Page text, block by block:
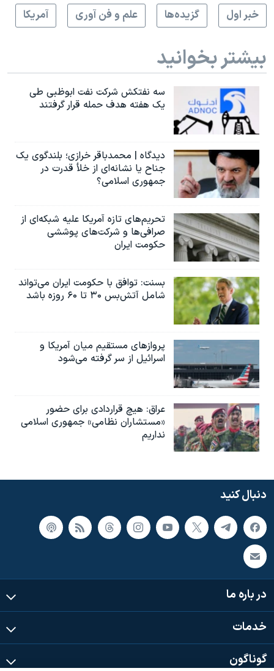
خبر اول
گزيده‌ها علم و فن آوری آمريکا
بیشتر بخوانید
سه نفتکش شرکت نفت ابوظبی طی
یک هفته هدف حمله قرار گرفتند
دیدگاه | محمدباقر خرازی؛ بلندگوی یک
جناح یا نشانه‌ای از خلأ قدرت در
جمهوری اسلامی؟
تحریم‌های تازه آمریکا علیه شبکه‌ای از
صرافی‌ها و شرکت‌های پوششی
حکومت ایران
بسنت: توافق با حکومت ایران می‌تواند
شامل آتش‌بس ۳۰ تا ۶۰ روزه باشد
پروازهای مستقیم میان آمریکا و
اسرائیل از سر گرفته می‌شود
عراق: هیچ قراردادی برای حضور
«مستشاران نظامی» جمهوری اسلامی
نداریم
دنبال کنید
در باره ما
خدمات
گوناگون